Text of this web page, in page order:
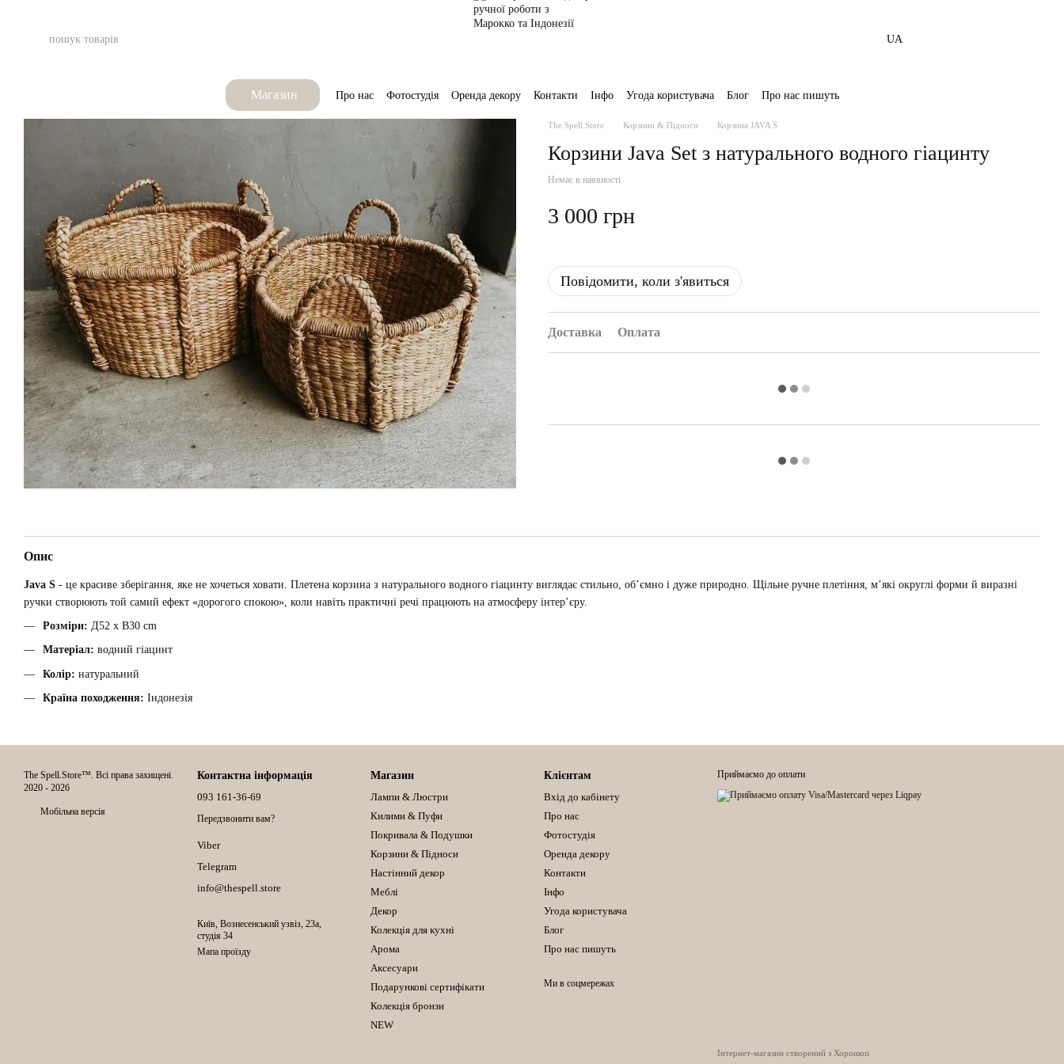
UA
Магазин Про нас Фотостудія Оренда декору Контакти Інфо Угода користувача Блог Про нас пишуть
The Spell.Store Корзини & Підноси Корзина JAVA S
Корзини Java Set з натурального водного гіацинту
Немає в наявності
3 000 грн
Повідомити, коли з'явиться
Доставка Оплата
Опис
Java S - це красиве зберігання, яке не хочеться ховати. Плетена корзина з натурального водного гіацинту виглядає стильно, об’ємно і дуже природно. Щільне ручне плетіння, м’які округлі форми й виразні
ручки створюють той самий ефект «дорогого спокою», коли навіть практичні речі працюють на атмосферу інтер’єру.
Розміри: Д52 x В30 cm
Матеріал: водний гіацинт
Колір: натуральний
Країна походження: Індонезія
The Spell.Store™. Всі права захищені.
2020 - 2026
Мобільна версія
Контактна інформація
093 161-36-69
Передзвонити вам?
Viber
Telegram
info@thespell.store
Київ, Вознесенський узвіз, 23а,
студія 34
Мапа проїзду
Магазин
Лампи & Люстри
Килими & Пуфи
Покривала & Подушки
Корзини & Підноси
Настінний декор
Меблі
Декор
Колекція для кухні
Арома
Аксесуари
Подарункові сертифікати
Колекція бронзи
NEW
Клієнтам
Вхід до кабінету
Про нас
Фотостудія
Оренда декору
Контакти
Інфо
Угода користувача
Блог
Про нас пишуть
Ми в соцмережах
Приймаємо до оплати
Інтернет-магазин створений з Хорошоп